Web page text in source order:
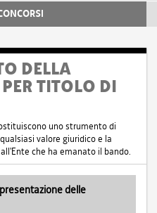
DELLA
TITOLO DI
uno strumento di
valore giuridico e la
che ha emanato il bando.
delle